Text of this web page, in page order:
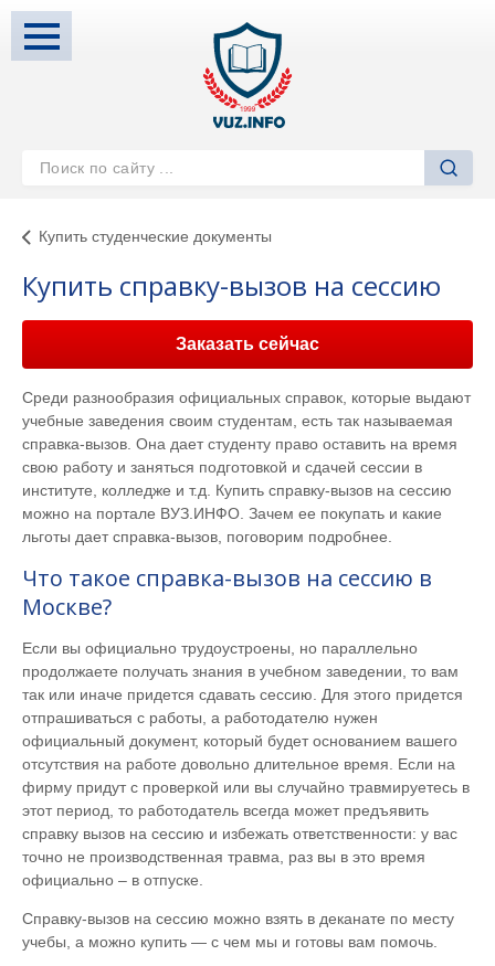
Купить студенческие документы
Купить справку-вызов на сессию
Заказать сейчас
Среди разнообразия официальных справок, которые выдают
учебные заведения своим студентам, есть так называемая
справка-вызов. Она дает студенту право оставить на время
свою работу и заняться подготовкой и сдачей сессии в
институте, колледже и т.д. Купить справку-вызов на сессию
можно на портале ВУЗ.ИНФО. Зачем ее покупать и какие
льготы дает справка-вызов, поговорим подробнее.
Что такое справка-вызов на сессию в
Москве?
Если вы официально трудоустроены, но параллельно
продолжаете получать знания в учебном заведении, то вам
так или иначе придется сдавать сессию. Для этого придется
отпрашиваться с работы, а работодателю нужен
официальный документ, который будет основанием вашего
отсутствия на работе довольно длительное время. Если на
фирму придут с проверкой или вы случайно травмируетесь в
этот период, то работодатель всегда может предъявить
справку вызов на сессию и избежать ответственности: у вас
точно не производственная травма, раз вы в это время
официально – в отпуске.
Справку-вызов на сессию можно взять в деканате по месту
учебы, а можно купить — с чем мы и готовы вам помочь.